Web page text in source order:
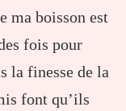
ma boisson est
fois pour
la finesse de la
font qu’ils